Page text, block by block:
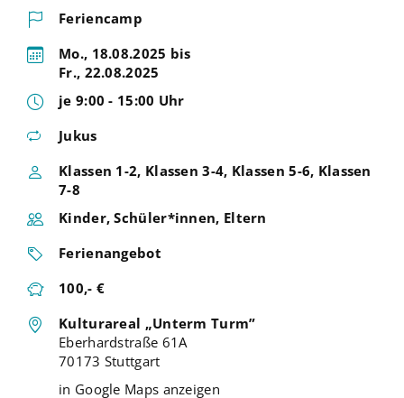
Feriencamp
Mo., 18.08.2025 bis
Fr., 22.08.2025
je 9:00 - 15:00 Uhr
Jukus
Klassen 1-2, Klassen 3-4, Klassen 5-6, Klassen
7-8
Kinder, Schüler*innen, Eltern
Ferienangebot
100,- €
Kulturareal „Unterm Turm”
Eberhardstraße 61A
70173 Stuttgart
in Google Maps anzeigen